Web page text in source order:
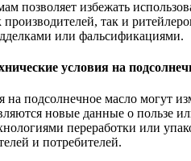
позволяет избежать
так и
или фальсификациями.
условия на
на подсолнечное масло могут
новые данные о пользе
переработки или
и потребителей.